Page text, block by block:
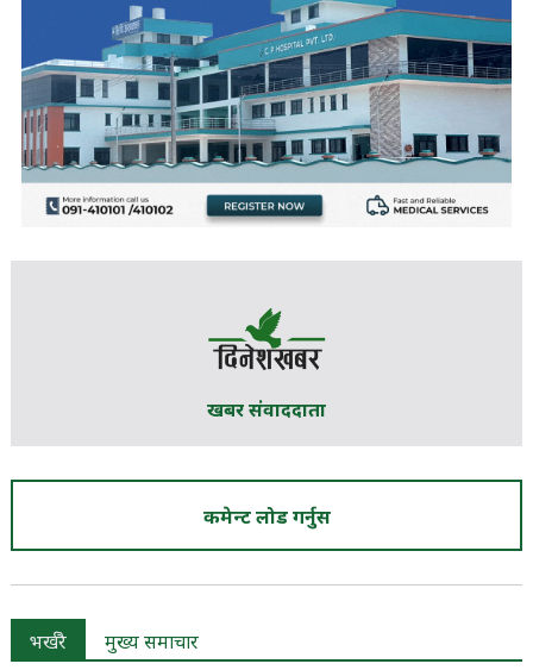
खबर संवाददाता
कमेन्ट लोड गर्नुस
भर्खरै मुख्य समाचार